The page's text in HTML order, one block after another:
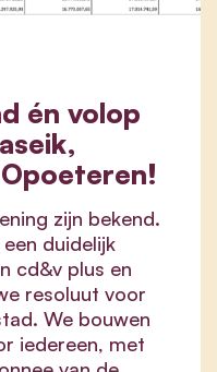
én volop
zijn bekend.
duidelijk
cd&v plus en
resoluut voor
We bouwen
iedereen, met